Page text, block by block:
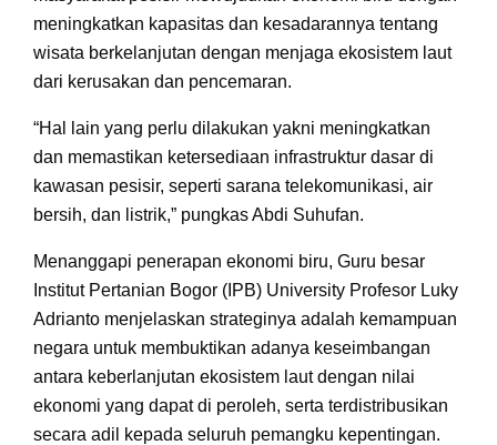
meningkatkan kapasitas dan kesadarannya tentang
wisata berkelanjutan dengan menjaga ekosistem laut
dari kerusakan dan pencemaran.
“Hal lain yang perlu dilakukan yakni meningkatkan
dan memastikan ketersediaan infrastruktur dasar di
kawasan pesisir, seperti sarana telekomunikasi, air
bersih, dan listrik,” pungkas Abdi Suhufan.
Menanggapi penerapan ekonomi biru, Guru besar
Institut Pertanian Bogor (IPB) University Profesor Luky
Adrianto menjelaskan strateginya adalah kemampuan
negara untuk membuktikan adanya keseimbangan
antara keberlanjutan ekosistem laut dengan nilai
ekonomi yang dapat di peroleh, serta terdistribusikan
secara adil kepada seluruh pemangku kepentingan.